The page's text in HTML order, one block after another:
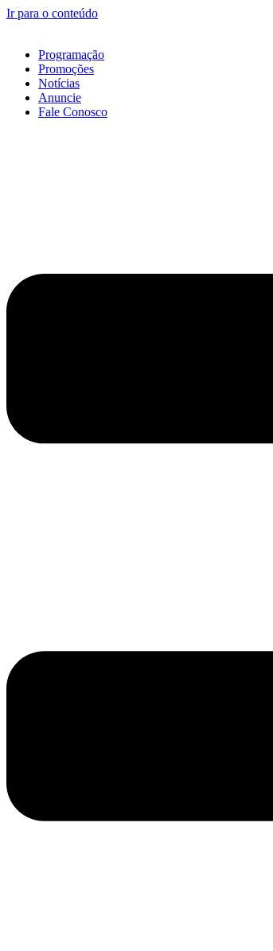
Ir para o conteúdo
Programação
Promoções
Notícias
Anuncie
Fale Conosco